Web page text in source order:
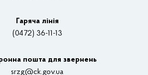
підрозділи ОДА
Гаряча лінія
(0472) 36-11-13
пошта для звернень
srzg@ck.gov.ua